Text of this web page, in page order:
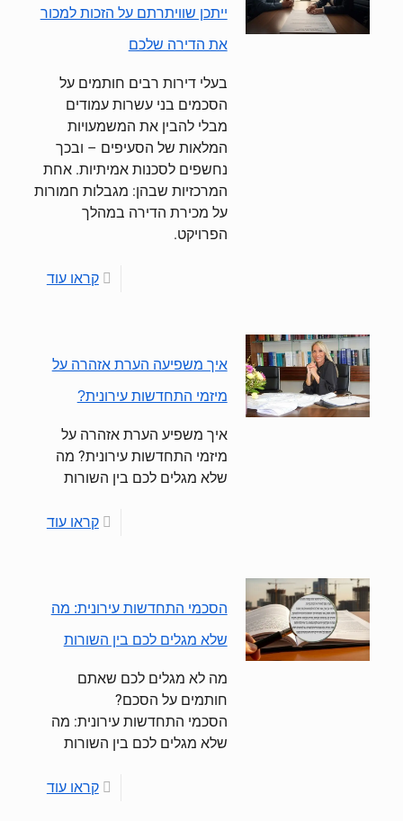
ייתכן שוויתרתם על הזכות למכור
את הדירה שלכם
בעלי דירות רבים חותמים על
הסכמים בני עשרות עמודים
מבלי להבין את המשמעויות
המלאות של הסעיפים – ובכך
נחשפים לסכנות אמיתיות. אחת
המרכזיות שבהן: מגבלות חמורות
על מכירת הדירה במהלך
הפרויקט.
קראו עוד
איך משפיעה הערת אזהרה על
מיזמי התחדשות עירונית?
איך משפיע הערת אזהרה על
מיזמי התחדשות עירונית? מה
שלא מגלים לכם בין השורות
קראו עוד
הסכמי התחדשות עירונית: מה
שלא מגלים לכם בין השורות
מה לא מגלים לכם שאתם
חותמים על הסכם?
הסכמי התחדשות עירונית: מה
שלא מגלים לכם בין השורות
קראו עוד